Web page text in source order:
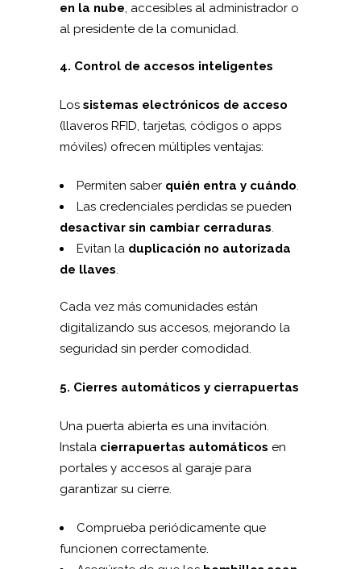
en la nube, accesibles al administrador o
al presidente de la comunidad.
4. Control de accesos inteligentes
Los sistemas electrónicos de acceso
(llaveros RFID, tarjetas, códigos o apps
móviles) ofrecen múltiples ventajas:
Permiten saber quién entra y cuándo.
Las credenciales perdidas se pueden
desactivar sin cambiar cerraduras.
Evitan la duplicación no autorizada
de llaves.
Cada vez más comunidades están
digitalizando sus accesos, mejorando la
seguridad sin perder comodidad.
5. Cierres automáticos y cierrapuertas
Una puerta abierta es una invitación.
Instala cierrapuertas automáticos en
portales y accesos al garaje para
garantizar su cierre.
Comprueba periódicamente que
funcionen correctamente.